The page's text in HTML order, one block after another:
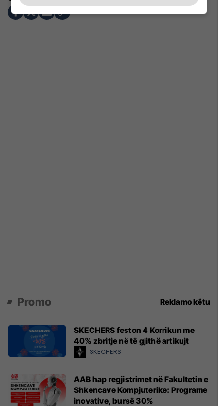
Promo Reklamo këtu
SKECHERS feston 4 Korrikun me
40% zbritje në të gjithë artikujt
SKECHERS
AAB hap regjistrimet në Fakultetin e
Shkencave Kompjuterike: Programe
inovative, bursë 30%